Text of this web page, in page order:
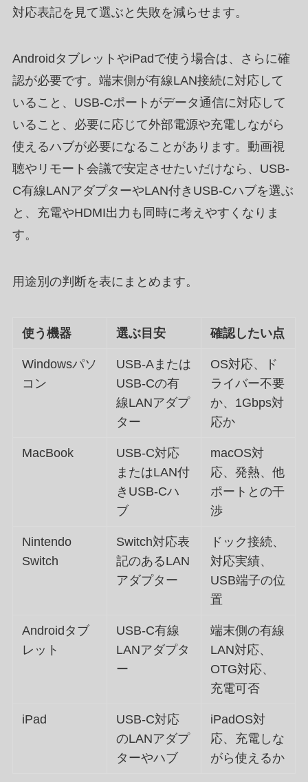
対応表記を見て選ぶと失敗を減らせます。
AndroidタブレットやiPadで使う場合は、さらに確
認が必要です。端末側が有線LAN接続に対応して
いること、USB-Cポートがデータ通信に対応して
いること、必要に応じて外部電源や充電しながら
使えるハブが必要になることがあります。動画視
聴やリモート会議で安定させたいだけなら、USB-
C有線LANアダプターやLAN付きUSB-Cハブを選ぶ
と、充電やHDMI出力も同時に考えやすくなりま
す。
用途別の判断を表にまとめます。
使う機器 選ぶ目安 確認したい点
Windowsパソ
コン
USB-Aまたは
USB-Cの有
線LANアダプ
ター
OS対応、ド
ライバー不要
か、1Gbps対
応か
MacBook
USB-C対応
またはLAN付
きUSB-Cハ
ブ
macOS対
応、発熱、他
ポートとの干
渉
Nintendo
Switch
Switch対応表
記のあるLAN
アダプター
ドック接続、
対応実績、
USB端子の位
置
Androidタブ
レット
USB-C有線
LANアダプタ
ー
端末側の有線
LAN対応、
OTG対応、
充電可否
iPad
USB-C対応
のLANアダプ
ターやハブ
iPadOS対
応、充電しな
がら使えるか